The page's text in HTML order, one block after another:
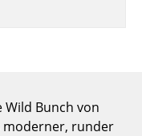
Wild Bunch von
moderner, runder